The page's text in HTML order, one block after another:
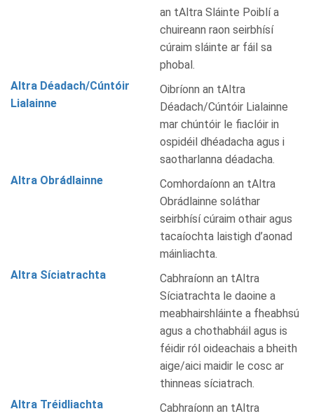
an tAltra Sláinte Poiblí a
chuireann raon seirbhísí
cúraim sláinte ar fáil sa
phobal.
Altra Déadach/Cúntóir
Lialainne
Oibríonn an tAltra
Déadach/Cúntóir Lialainne
mar chúntóir le fiaclóir in
ospidéil dhéadacha agus i
saotharlanna déadacha.
Altra Obrádlainne
Comhordaíonn an tAltra
Obrádlainne soláthar
seirbhísí cúraim othair agus
tacaíochta laistigh d’aonad
máinliachta.
Altra Síciatrachta
Cabhraíonn an tAltra
Síciatrachta le daoine a
meabhairshláinte a fheabhsú
agus a chothabháil agus is
féidir ról oideachais a bheith
aige/aici maidir le cosc ar
thinneas síciatrach.
Altra Tréidliachta
Cabhraíonn an tAltra